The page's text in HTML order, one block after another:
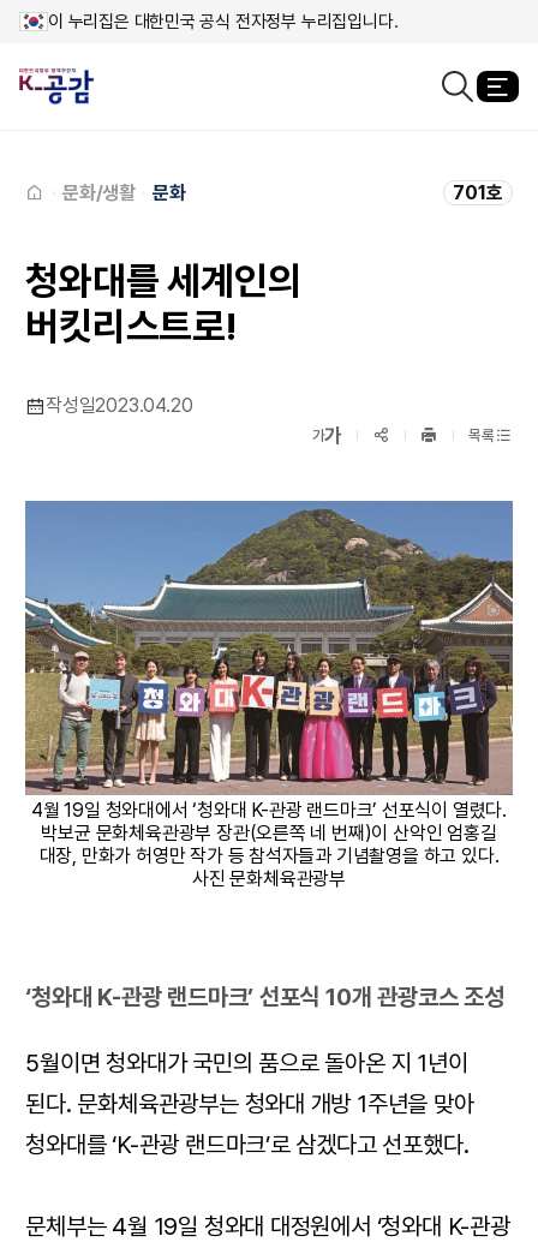
이 누리집은 대한민국 공식 전자정부 누리집입니다.
문화/생활 문화 701호
청와대를 세계인의
버킷리스트로!
작성일2023.04.20
가축소보기
가확대보기SNS공유
프린트
목록
4월 19일 청와대에서 ‘청와대 K-관광 랜드마크’ 선포식이 열렸다.
박보균 문화체육관광부 장관(오른쪽 네 번째)이 산악인 엄홍길
대장, 만화가 허영만 작가 등 참석자들과 기념촬영을 하고 있다.
사진 문화체육관광부
‘청와대 K-관광 랜드마크’ 선포식 10개 관광코스 조성
5월이면 청와대가 국민의 품으로 돌아온 지 1년이
된다. 문화체육관광부는 청와대 개방 1주년을 맞아
청와대를 ‘K-관광 랜드마크’로 삼겠다고 선포했다.
문체부는 4월 19일 청와대 대정원에서 ‘청와대 K-관광